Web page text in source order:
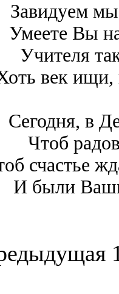
Завидуем
Умеете Вы
Учителя
век ищи,
Сегодня, в
Чтоб
счастье
И были